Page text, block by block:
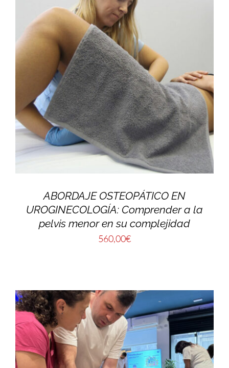
ABORDAJE OSTEOPÁTICO EN
UROGINECOLOGÍA: Comprender a la
pelvis menor en su complejidad
560,00€